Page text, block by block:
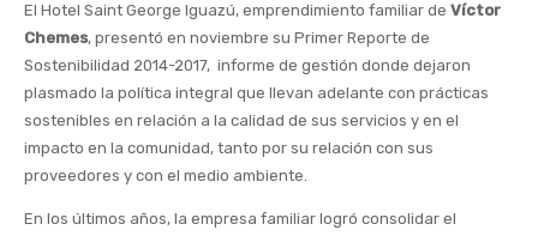
El Hotel Saint George Iguazú, emprendimiento familiar de Víctor
Chemes, presentó en noviembre su Primer Reporte de
Sostenibilidad 2014-2017, informe de gestión donde dejaron
plasmado la política integral que llevan adelante con prácticas
sostenibles en relación a la calidad de sus servicios y en el
impacto en la comunidad, tanto por su relación con sus
proveedores y con el medio ambiente.
En los últimos años, la empresa familiar logró consolidar el